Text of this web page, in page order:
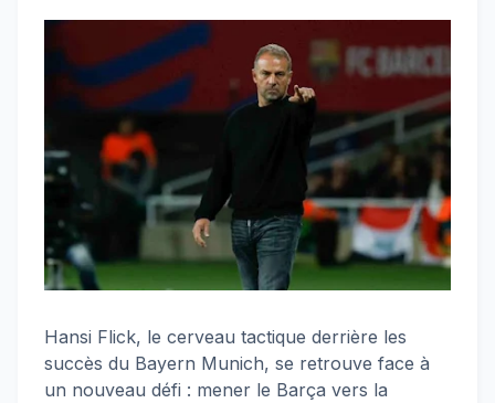
Hansi Flick, le cerveau tactique derrière les
succès du Bayern Munich, se retrouve face à
un nouveau défi : mener le Barça vers la